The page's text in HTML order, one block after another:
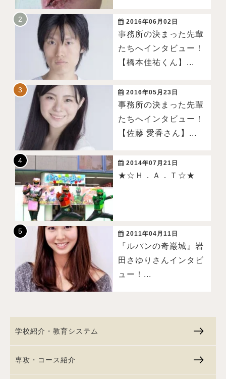
2016年06月02日
事務所の決まった先輩
たちへインタビュー！
【橋本佳祐くん】...
2016年05月23日
事務所の決まった先輩
たちへインタビュー！
【佐藤 愛香さん】...
2014年07月21日
★☆Ｈ．Ａ．Ｔ☆★
2011年04月11日
『ルパンの奇巌城』岩
田さゆりさんインタビ
ュー！...
学校紹介・教育システム
専攻・コース紹介